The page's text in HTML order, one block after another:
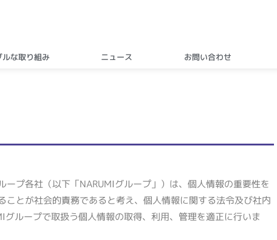
ルな取り組み ニュース お問い合わせ
ープ各社（以下「NARUMIグループ」）は、個人情報の重要性を
ことが社会的責務であると考え、個人情報に関する法令及び社内
グループで取扱う個人情報の取得、利用、管理を適正に行いま